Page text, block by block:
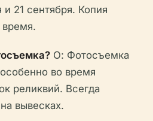
и 21 сентября. Копия
время.
О: Фотосъемка
во время
реликвий. Всегда
вывесках.